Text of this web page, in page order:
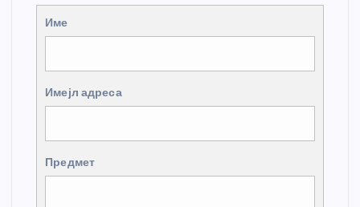
Име
Имејл адреса
Предмет